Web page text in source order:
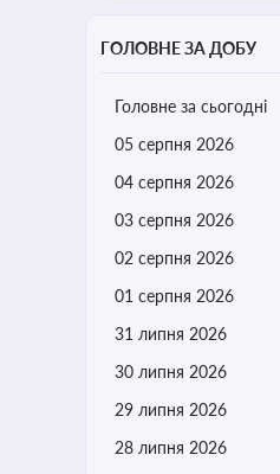
ГОЛОВНЕ ЗА ДОБУ
Головне за сьогодні
05 серпня 2026
04 серпня 2026
03 серпня 2026
02 серпня 2026
01 серпня 2026
31 липня 2026
30 липня 2026
29 липня 2026
28 липня 2026